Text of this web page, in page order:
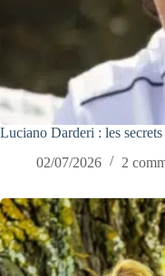
Luciano Darderi : les
02/07/2026
2